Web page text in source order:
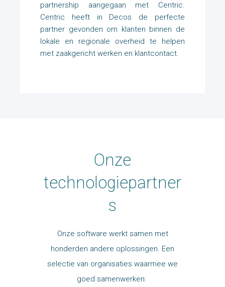
partnership aangegaan met Centric.
Centric heeft in Decos de perfecte
partner gevonden om klanten binnen de
lokale en regionale overheid te helpen
met zaakgericht werken en klantcontact.
Onze
technologiepartner
s
Onze software werkt samen met
honderden andere oplossingen. Een
selectie van organisaties waarmee we
goed samenwerken: